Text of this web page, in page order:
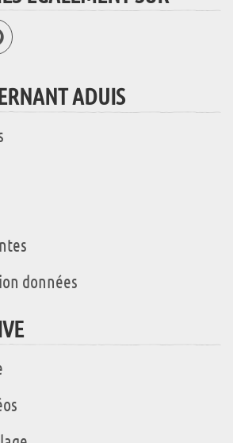
ADUIS
données